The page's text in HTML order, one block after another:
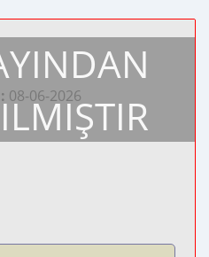
08-06-2026